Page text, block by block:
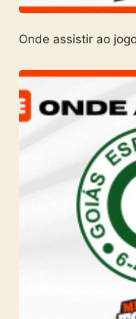
Onde assistir ao